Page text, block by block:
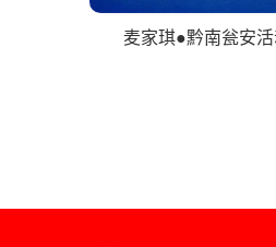
麦家琪●黔南瓮安